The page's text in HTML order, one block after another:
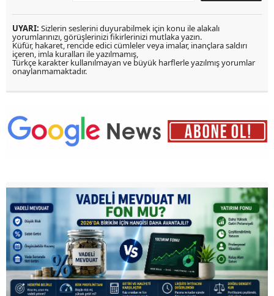
UYARI: Sizlerin seslerini duyurabilmek için konu ile alakalı
yorumlarınızı, görüşlerinizi fikirlerinizi mutlaka yazın.
Küfür, hakaret, rencide edici cümleler veya imalar, inançlara saldırı
içeren, imla kuralları ile yazılmamış,
Türkçe karakter kullanılmayan ve büyük harflerle yazılmış yorumlar
onaylanmamaktadır.